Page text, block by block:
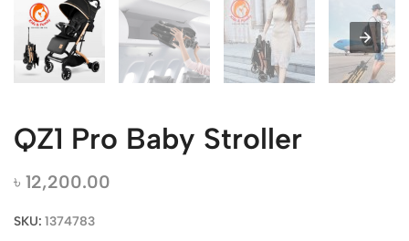
QZ1 Pro Baby Stroller
৳ 12,200.00
SKU: 1374783